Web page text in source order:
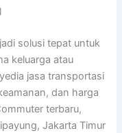
solusi tepat untuk
keluarga atau
jasa transportasi
dan harga
terbaru,
Jakarta Timur